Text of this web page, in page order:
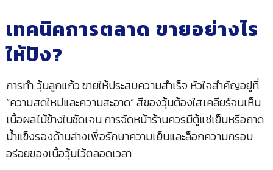
เทคนิคการตลาด ขายอย่างไร
ให้ปัง?
การทำ วุ้นลูกแก้ว ขายให้ประสบความสำเร็จ หัวใจสำคัญอยู่ที่
“ความสดใหม่และความสะอาด” สีของวุ้นต้องใสเคลียร์จนเห็น
เนื้อผลไม้ข้างในชัดเจน การจัดหน้าร้านควรมีตู้แช่เย็นหรือถาด
น้ำแข็งรองด้านล่างเพื่อรักษาความเย็นและล็อกความกรอบ
อร่อยของเนื้อวุ้นไว้ตลอดเวลา